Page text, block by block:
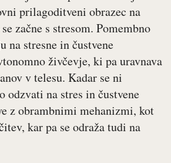
prilagoditveni obrazec na
začne s stresom. Pomembno
na stresne in čustvene
živčevje, ki pa uravnava
v telesu. Kadar se ni
odzvati na stres in čustvene
z obrambnimi mehanizmi, kot
kar pa se odraža tudi na